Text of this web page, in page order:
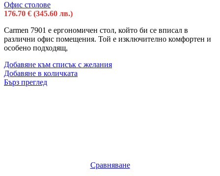
Офис столове
176.70 € (345.60 лв.)
Carmen 7901 e ергономичен стол, който би се вписал в
различни офис помещения. Той е изключително комфортен и
особено подходящ,
Добавяне към списък с желания
Добавяне в количката
Бърз преглед
Сравняване